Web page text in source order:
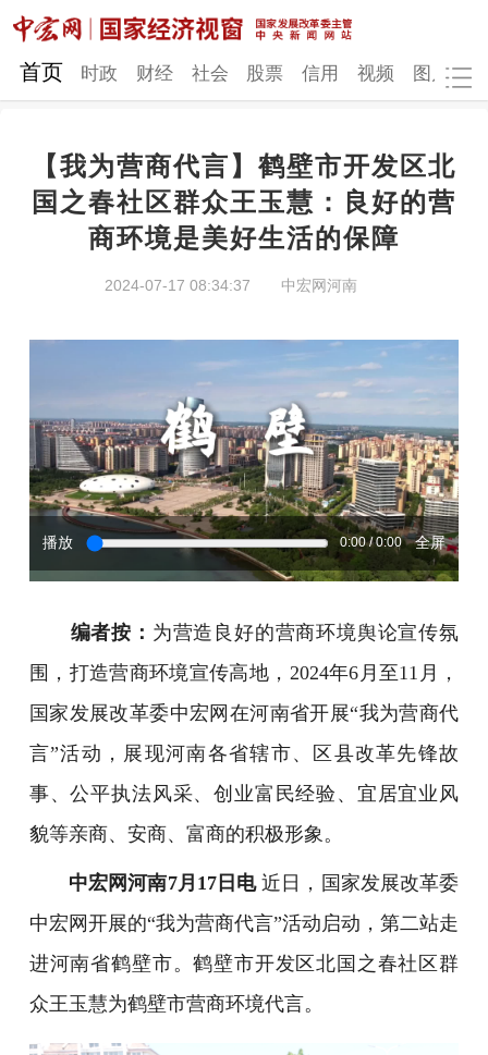
网站地图
时政 财经 社会 股票
信用 视频 图片 品牌
发改动态 中宏研究 营商环境
首页 时政 财经 社会 股票 信用 视频 图片
【我为营商代言】鹤壁市开发区北
国之春社区群众王玉慧：良好的营
商环境是美好生活的保障
2024-07-17 08:34:37 中宏网河南
播放 0:00 / 0:00 全屏
编者按： 为营造良好的营商环境舆论宣传氛
围，打造营商环境宣传高地，2024年6月至11月，
国家发展改革委中宏网在河南省开展“我为营商代
言”活动，展现河南各省辖市、区县改革先锋故
事、公平执法风采、创业富民经验、宜居宜业风
貌等亲商、安商、富商的积极形象。
中宏网河南7月17日电近日，国家发展改革委
中宏网开展的“我为营商代言”活动启动，第二站走
进河南省鹤壁市。鹤壁市开发区北国之春社区群
众王玉慧为鹤壁市营商环境代言。